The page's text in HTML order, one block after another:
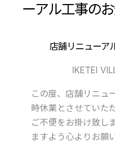
ーアル工事の
店舗リニューア
IKETEI
この度、店舗リニュ
時休業とさせていた
ご不便をお掛け致し
ますよう心よりお願